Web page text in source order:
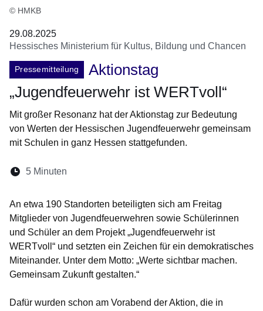
© HMKB
29.08.2025
Hessisches Ministerium für Kultus, Bildung und Chancen
Pressemitteilung
Aktionstag
„Jugendfeuerwehr ist WERTvoll“
Mit großer Resonanz hat der Aktionstag zur Bedeutung
von Werten der Hessischen Jugendfeuerwehr gemeinsam
mit Schulen in ganz Hessen stattgefunden.
Lesedauer:
5 Minuten
An etwa 190 Standorten beteiligten sich am Freitag
Mitglieder von Jugendfeuerwehren sowie Schülerinnen
und Schüler an dem Projekt „Jugendfeuerwehr ist
WERTvoll“ und setzten ein Zeichen für ein demokratisches
Miteinander. Unter dem Motto: „Werte sichtbar machen.
Gemeinsam Zukunft gestalten.“
Dafür wurden schon am Vorabend der Aktion, die in